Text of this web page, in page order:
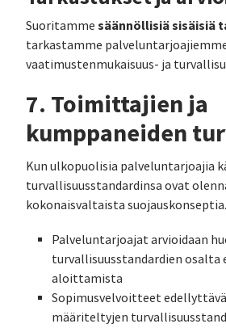
Suoritamme säännöllisiä sisäisiä
tarkastamme
vaatimustenmukaisuus- ja
7. Toimittajien ja
kumppaneiden
Kun ulkopuolisia palveluntarjoajia
turvallisuusstandardinsa ovat
kokonaisvaltaista suojauskonseptia.
Palveluntarjoajat arvioidaan
turvallisuusstandardien osalta
aloittamista
Sopimusvelvoitteet
määriteltyjen